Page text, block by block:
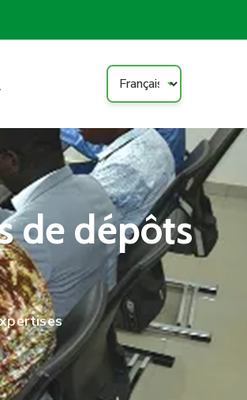
de dépôts